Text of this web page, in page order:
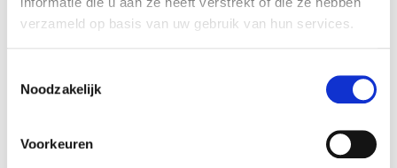
verzameld op basis van uw gebruik van hun services.
Noodzakelijk
Voorkeuren
Numéro d'article:
1121645
Opérateur économique responsable dans !
Voir les informations